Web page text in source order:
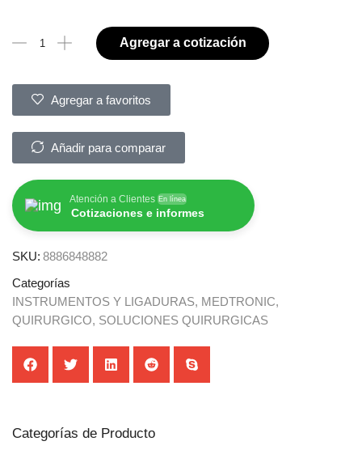
Agregar a cotización
Agregar a favoritos
Añadir para comparar
Atención a Clientes En línea
Cotizaciones e informes
SKU: 8886848882
Categorías
INSTRUMENTOS Y LIGADURAS, MEDTRONIC,
QUIRURGICO, SOLUCIONES QUIRURGICAS
Categorías de Producto